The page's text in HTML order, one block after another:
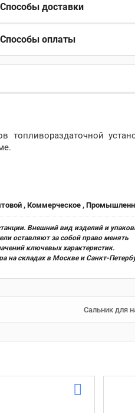
Способы доставки
Способы оплаты
топливораздаточной
, Коммерческое ,
Внешний вид изделий и
оставляют за собой право менять
ключевых характеристик.
на складах в Москве и Санкт-
Сальник для